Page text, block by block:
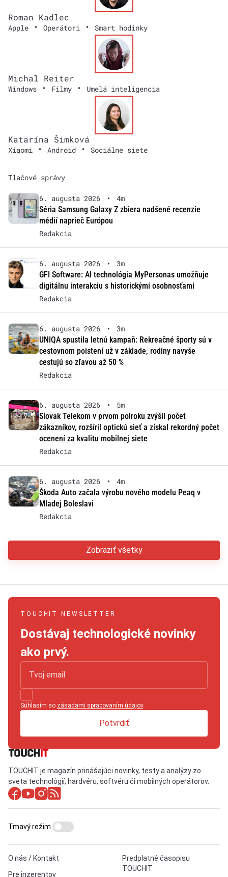
Roman Kadlec
Apple • Operátori • Smart hodinky
Michal Reiter
Windows • Filmy • Umelá inteligencia
Katarína Šimková
Xiaomi • Android • Sociálne siete
Tlačové správy
6. augusta 2026 •
4m
Séria Samsung Galaxy Z zbiera nadšené recenzie
médií naprieč Európou
Redakcia
6. augusta 2026 •
3m
GFI Software: AI technológia MyPersonas umožňuje
digitálnu interakciu s historickými osobnosťami
Redakcia
6. augusta 2026 •
3m
UNIQA spustila letnú kampaň: Rekreačné športy sú v
cestovnom poistení už v základe, rodiny navyše
cestujú so zľavou až 50 %
Redakcia
6. augusta 2026 •
5m
Slovak Telekom v prvom polroku zvýšil počet
zákazníkov, rozšíril optickú sieť a získal rekordný počet
ocenení za kvalitu mobilnej siete
Redakcia
6. augusta 2026 •
4m
Škoda Auto začala výrobu nového modelu Peaq v
Mladej Boleslavi
Redakcia
Zobraziť všetky
TOUCHIT NEWSLETTER
Dostávaj technologické novinky
ako prvý.
Súhlasím so zásadami spracovaním údajov.
Potvrdiť
TOUCHIT je magazín prinášajúci novinky, testy a analýzy zo
sveta technológií, hardvéru, softvéru či mobilných operátorov.
O nás / Kontakt
Pre inzerentov
Predplatné časopisu
TOUCHIT
Tmavý režim